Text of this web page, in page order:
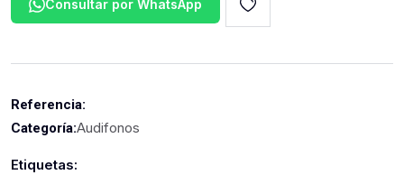
Consultar por WhatsApp
Referencia:
Categoría:Audifonos
Etiquetas: